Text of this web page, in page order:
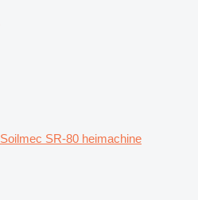
Soilmec SR-80 heimachine